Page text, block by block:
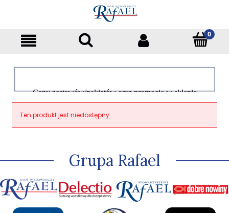
Ceny zestawów/pakietów oraz promocje w sklepie
dotyczą tylko klientów indywidualnych
Ten produkt jest niedostępny.
Grupa Rafael